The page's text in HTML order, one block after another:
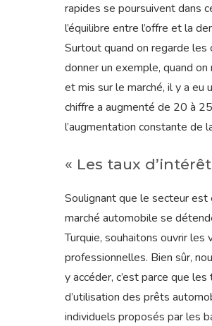
rapides se poursuivent dans
l’équilibre entre l’offre et la
Surtout quand on regarde les
donner un exemple, quand
et mis sur le marché, il y a
chiffre a augmenté de 20 à
l’augmentation constante de
« Les taux
Soulignant que le secteur est
marché automobile se
Turquie, souhaitons ouvrir
professionnelles. Bien sûr,
y accéder, c’est parce que
d’utilisation des prêts
individuels proposés par les